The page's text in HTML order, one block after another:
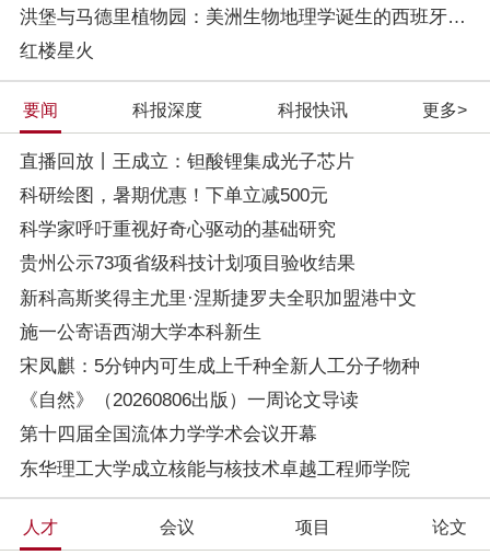
洪堡与马德里植物园：美洲生物地理学诞生的西班牙根基
红楼星火
要闻 科报深度 科报快讯 更多>
直播回放丨王成立：钽酸锂集成光子芯片
科研绘图，暑期优惠！下单立减500元
科学家呼吁重视好奇心驱动的基础研究
贵州公示73项省级科技计划项目验收结果
新科高斯奖得主尤里·涅斯捷罗夫全职加盟港中文
施一公寄语西湖大学本科新生
宋凤麒：5分钟内可生成上千种全新人工分子物种
《自然》（20260806出版）一周论文导读
第十四届全国流体力学学术会议开幕
东华理工大学成立核能与核技术卓越工程师学院
人才 会议 项目 论文